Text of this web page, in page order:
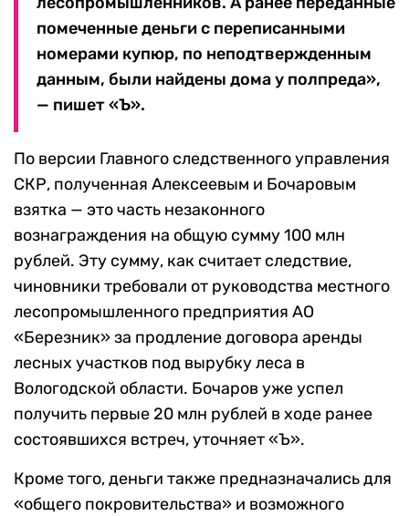
помеченные деньги с переписанными
номерами купюр, по неподтвержденным
данным, были найдены дома у полпреда»,
— пишет «Ъ».
По версии Главного следственного управления
СКР, полученная Алексеевым и Бочаровым
взятка — это часть незаконного
вознаграждения на общую сумму 100 млн
рублей. Эту сумму, как считает следствие,
чиновники требовали от руководства местного
лесопромышленного предприятия АО
«Березник» за продление договора аренды
лесных участков под вырубку леса в
Вологодской области. Бочаров уже успел
получить первые 20 млн рублей в ходе ранее
состоявшихся встреч, уточняет «Ъ».
Кроме того, деньги также предназначались для
«общего покровительства» и возможного